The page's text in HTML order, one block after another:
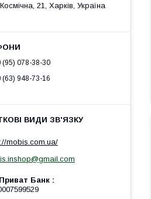
21, Харків, Україна
(95) 078-38-30
(63) 948-73-16
mobis.com.ua/
Банк